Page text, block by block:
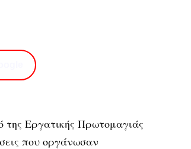
της Εργατικής Πρωτομαγιάς
που οργάνωσαν